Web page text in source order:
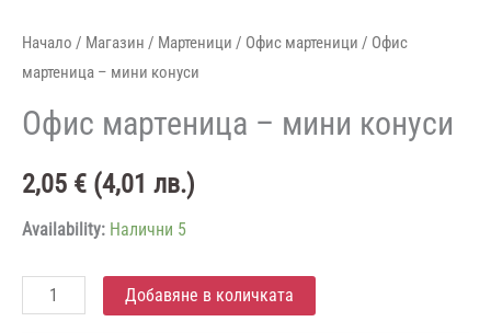
Начало / Магазин / Мартеници / Офис мартеници / Офис
мартеница – мини конуси
Офис мартеница – мини конуси
2,05 € (4,01 лв.)
Availability: Налични 5
количество
Добавяне в количката